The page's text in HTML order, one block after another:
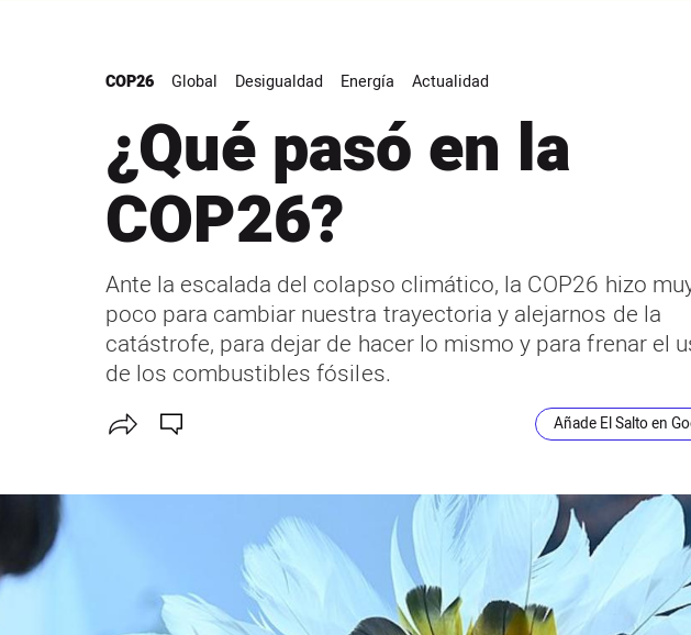
COP26 Global Desigualdad Energía Actualidad
¿Qué pasó en la
COP26?
Ante la escalada del colapso climático, la COP26 hizo
poco para cambiar nuestra trayectoria y alejarnos de la
catástrofe, para dejar de hacer lo mismo y para frenar el
de los combustibles fósiles.
Añade El Salto en